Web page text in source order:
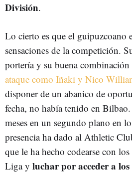
División.
Lo cierto es que el guipuzcoano
sensaciones de la competición.
portería y su buena combinación
ataque como Iñaki y Nico
disponer de un abanico de
fecha, no había tenido en
meses en un segundo plano en
presencia ha dado al Athletic
que le ha hecho codearse con
Liga y luchar por acceder a los